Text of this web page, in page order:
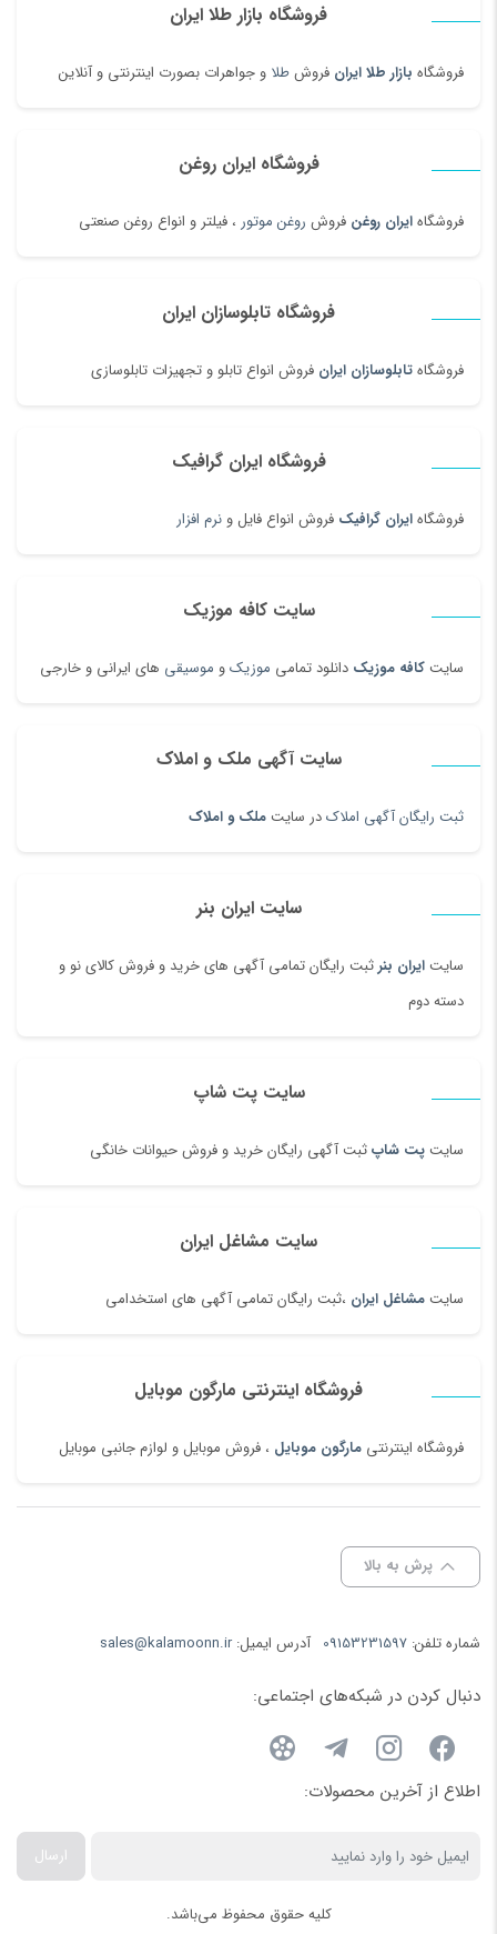
فروشگاه بازار طلا ایران
فروشگاه بازار طلا ایران فروشطلا و جواهرات بصورت اینترنتی و آنلاین
فروشگاه ایران روغن
فروشگاهایران روغن فروش روغن موتور ، فیلتر و انواع روغن صنعتی
فروشگاه تابلوسازان ایران
فروشگاهتابلوسازان ایران فروش انواع تابلو و تجهیزات تابلوسازی
فروشگاه ایران گرافیک
فروشگاهایران گرافیک فروش انواع فایل و نرم افزار
سایت کافه موزیک
سایت کافه موزیک دانلود تمامی موزیکو موسیقی های ایرانی و خارجی
سایت آگهی ملک و املاک
ثبت رایگان آگهی املاکدر سایت ملک و املاک
سایت ایران بنر
سایت ایران بنرثبت رایگان تمامی آگهی های خرید و فروش کالای نو و
دسته دوم
سایت پت شاپ
سایت پت شاپثبت آگهی رایگان خرید و فروش حیوانات خانگی
سایت مشاغل ایران
سایت مشاغل ایران ،ثبت رایگان تمامی آگهی های استخدامی
فروشگاه اینترنتی مارگون موبایل
فروشگاه اینترنتی مارگون موبایل ، فروش موبایل و لوازم جانبی موبایل
پرش به بالا
شماره تلفن: 09153231597 آدرس ایمیل:sales@kalamoonn.ir
دنبال کردن در شبکه‌های اجتماعی:
اطلاع از آخرین محصولات:
ارسال
کلیه حقوق محفوظ می‌باشد.